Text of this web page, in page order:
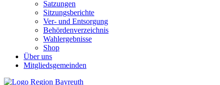
Satzungen
Sitzungsberichte
Ver- und Entsorgung
Behördenverzeichnis
Wahlergebnisse
Shop
Über uns
Mitgliedsgemeinden